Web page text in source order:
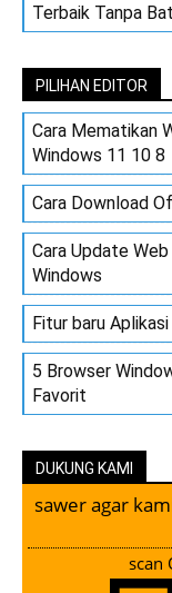
Terbaik Tanpa
PILIHAN EDITOR
Cara Mematikan
Windows 11 10 8
Cara Download
Cara Update
Windows
Fitur baru
5 Browser
Favorit
DUKUNG KAMI
sawer agar
scan